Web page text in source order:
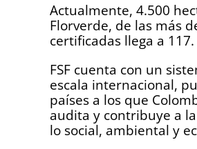
Actualmente, 4.500
Florverde, de las más
certificadas llega a 117.
FSF cuenta con un
escala internacional,
países a los que
audita y contribuye a
lo social, ambiental y